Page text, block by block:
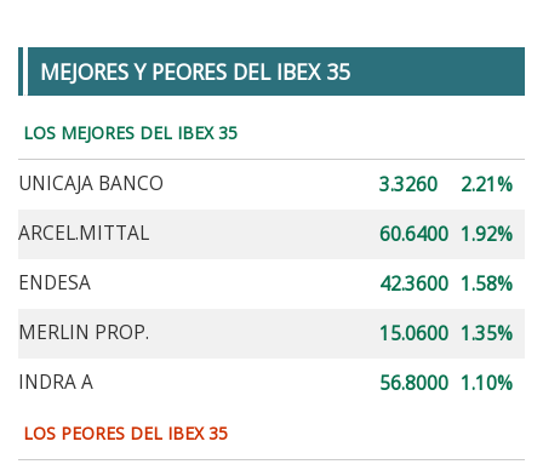
MEJORES Y PEORES DEL IBEX 35
LOS MEJORES DEL IBEX 35
UNICAJA BANCO 3.3260
2.21%
ARCEL.MITTAL
60.6400 1.92%
ENDESA
42.3600 1.58%
MERLIN PROP.
15.0600 1.35%
INDRA A
56.8000 1.10%
LOS PEORES DEL IBEX 35